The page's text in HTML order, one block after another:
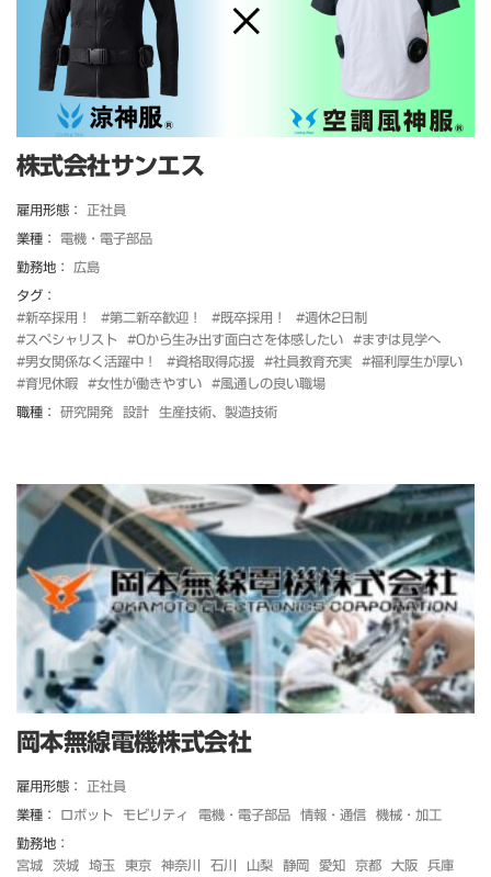
株式会社サンエス
雇用形態： 正社員
業種： 電機・電子部品
勤務地： 広島
タグ：
#新卒採用！
#第二新卒歓迎！ #既卒採用！
#週休2日制
#スペシャリスト
#0から生み出す面白さを体感したい
#まずは見学へ
#男女関係なく活躍中！
#資格取得応援 #社員教育充実
#福利厚生が厚い
#育児休暇
#女性が働きやすい #風通しの良い職場
職種： 研究開発 設計 生産技術、製造技術
岡本無線電機株式会社
雇用形態： 正社員
業種： ロボット モビリティ 電機・電子部品 情報・通信 機械・加工
勤務地：
宮城
茨城 埼玉 東京 神奈川 石川 山梨 静岡 愛知 京都 大阪 兵庫